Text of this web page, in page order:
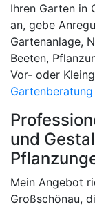
Ihren Garten in
an, gebe
Gartenanlage,
Beeten,
Vor- oder
und
Mein Angebot
Großschönau,